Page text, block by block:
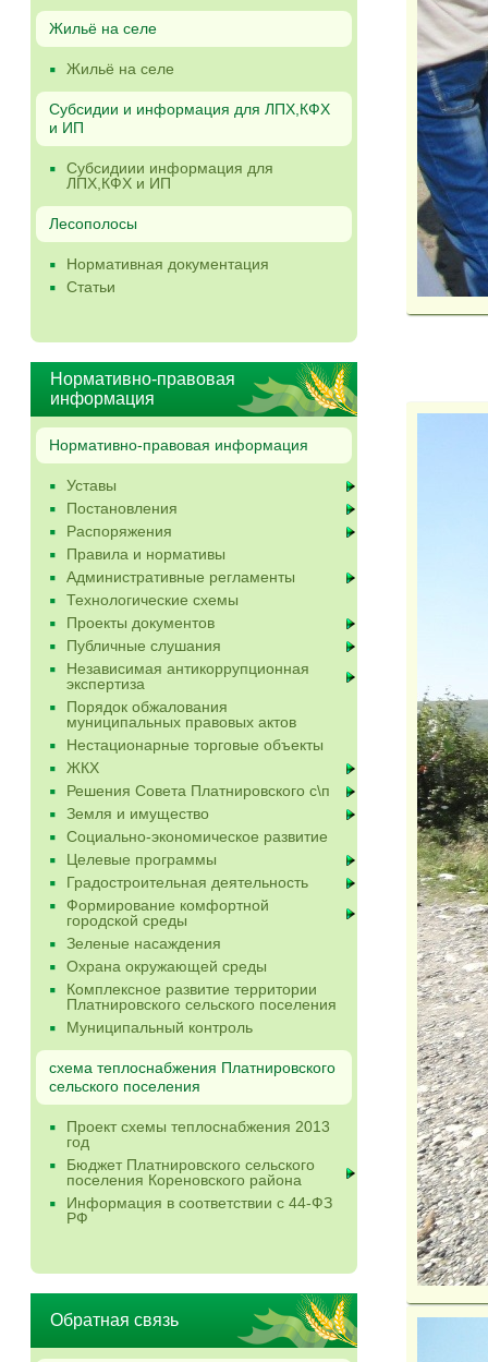
Жильё на селе
Жильё на селе
Субсидии и информация для ЛПХ,КФХ
и ИП
Субсидиии информация для
ЛПХ,КФХ и ИП
Лесополосы
Нормативная документация
Статьи
Нормативно-правовая
информация
Нормативно-правовая информация
Уставы
Постановления
Распоряжения
Правила и нормативы
Административные регламенты
Технологические схемы
Проекты документов
Публичные слушания
Независимая антикоррупционная
экспертиза
Порядок обжалования
муниципальных правовых актов
Нестационарные торговые объекты
ЖКХ
Решения Совета Платнировского с\п
Земля и имущество
Социально-экономическое развитие
Целевые программы
Градостроительная деятельность
Формирование комфортной
городской среды
Зеленые насаждения
Охрана окружающей среды
Комплексное развитие территории
Платнировского сельского поселения
Муниципальный контроль
схема теплоснабжения Платнировского
сельского поселения
Проект схемы теплоснабжения 2013
год
Бюджет Платнировского сельского
поселения Кореновского района
Информация в соответствии с 44-ФЗ
РФ
Обратная связь